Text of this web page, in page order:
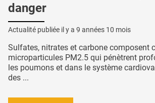
danger
Actualité publiée il y a 9 années 10 mois
Sulfates, nitrates et carbone composent
microparticules PM2.5 qui pénètrent
les poumons et dans le système
des ...